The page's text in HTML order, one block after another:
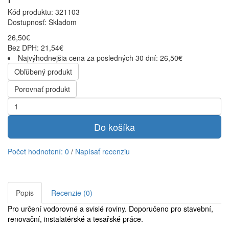
Kód produktu: 321103
Dostupnosť: Skladom
26,50€
Bez DPH: 21,54€
Najvýhodnejšia cena za posledných 30 dní: 26,50€
Obľúbený produkt
Porovnať produkt
Do košíka
Počet hodnotení: 0 / Napísať recenziu
Popis
Recenzie (0)
Pro určení vodorovné a svislé roviny. Doporučeno pro stavební,
renovační, instalatérské a tesařské práce.